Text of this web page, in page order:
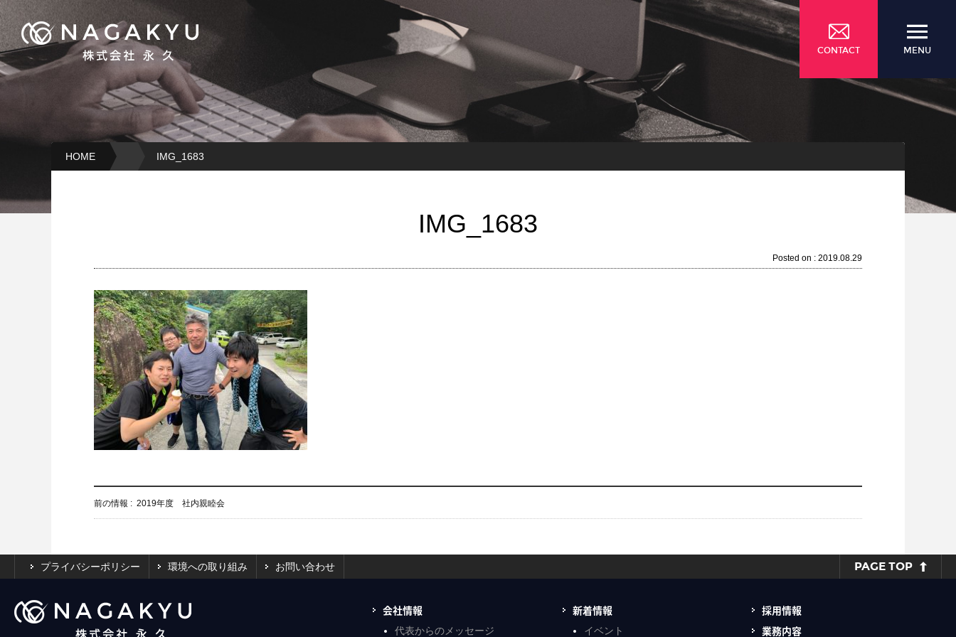
CONTACT MENU
HOME IMG_1683
IMG_1683
Posted on : 2019.08.29
前の情報 : 2019年度 社内親睦会
プライバシーポリシー 環境への取り組み お問い合わせ PAGE TOP
会社情報
代表からのメッセージ
新着情報
イベント
採用情報
業務内容